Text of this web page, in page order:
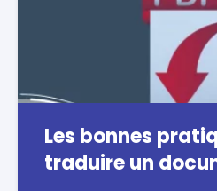
Les bonnes
traduire un